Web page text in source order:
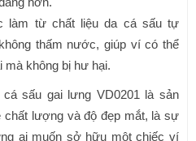
làm từ chất liệu da cá sấu tự
thấm nước, giúp ví có thể
mà không bị hư hại.
sấu gai lưng VD0201 là sản
chất lượng và độ đẹp mắt, là sự
ai muốn sở hữu một chiếc ví